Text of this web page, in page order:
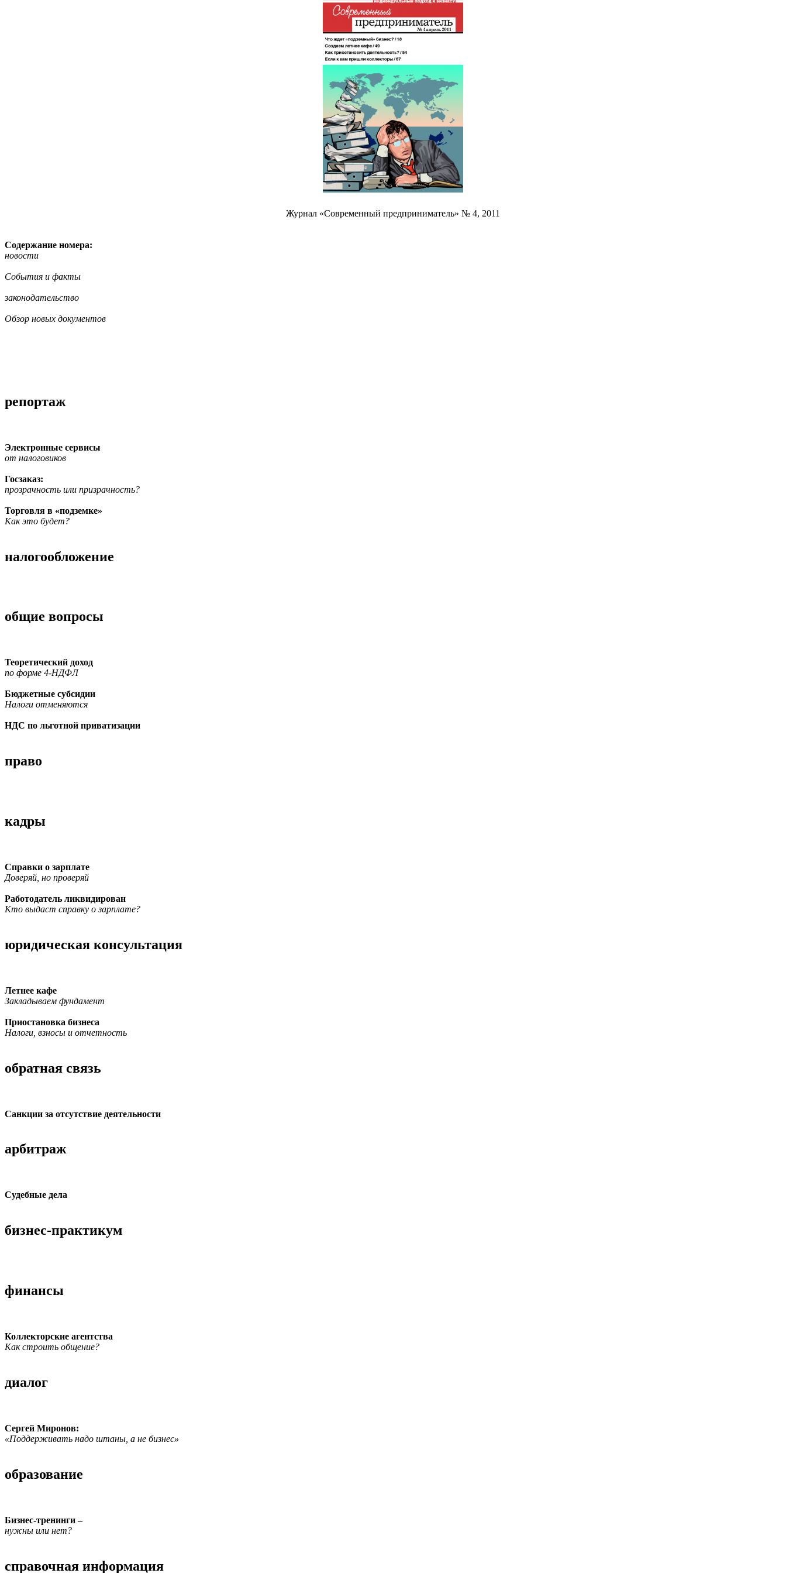
Журнал «Современный предприниматель» № 4, 2011
Содержание номера:
новости
События и факты
законодательство
Обзор новых документов
репортаж
Электронные сервисы
от налоговиков
Госзаказ:
прозрачность или призрачность?
Торговля в «подземке»
Как это будет?
налогообложение
общие вопросы
Теоретический доход
по форме 4-НДФЛ
Бюджетные субсидии
Налоги отменяются
НДС по льготной приватизации
право
кадры
Справки о зарплате
Доверяй, но проверяй
Работодатель ликвидирован
Кто выдаст справку о зарплате?
юридическая консультация
Летнее кафе
Закладываем фундамент
Приостановка бизнеса
Налоги, взносы и отчетность
обратная связь
Санкции за отсутствие деятельности
арбитраж
Судебные дела
бизнес-практикум
финансы
Коллекторские агентства
Как строить общение?
диалог
Сергей Миронов:
«Поддерживать надо штаны, а не бизнес»
образование
Бизнес-тренинги –
нужны или нет?
справочная информация